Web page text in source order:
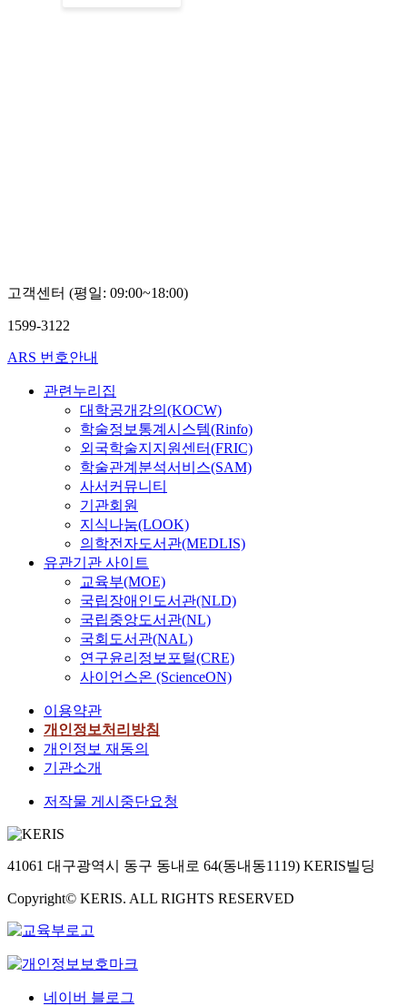
고객센터 (평일: 09:00~18:00)
1599-3122
ARS 번호안내
관련누리집
대학공개강의(KOCW)
학술정보통계시스템(Rinfo)
외국학술지지원센터(FRIC)
학술관계분석서비스(SAM)
사서커뮤니티
기관회원
지식나눔(LOOK)
의학전자도서관(MEDLIS)
유관기관 사이트
교육부(MOE)
국립장애인도서관(NLD)
국립중앙도서관(NL)
국회도서관(NAL)
연구윤리정보포털(CRE)
사이언스온 (ScienceON)
이용약관
개인정보처리방침
개인정보 재동의
기관소개
저작물 게시중단요청
41061 대구광역시 동구 동내로 64(동내동1119) KERIS빌딩
Copyright© KERIS. ALL RIGHTS RESERVED
네이버 블로그